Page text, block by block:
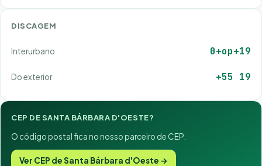
DISCAGEM
Interurbano 0+op+19
Do exterior +55 19
CEP DE SANTA BÁRBARA D'OESTE?
O código postal fica no nosso parceiro de CEP.
Ver CEP de Santa Bárbara d'Oeste →